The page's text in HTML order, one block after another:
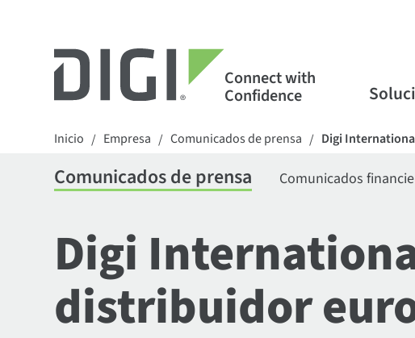
Connect with
Confidence
Inicio / Empresa / Comunicados de prensa / Digi
Comunicados de prensa Comunicados
Digi
distribuidor